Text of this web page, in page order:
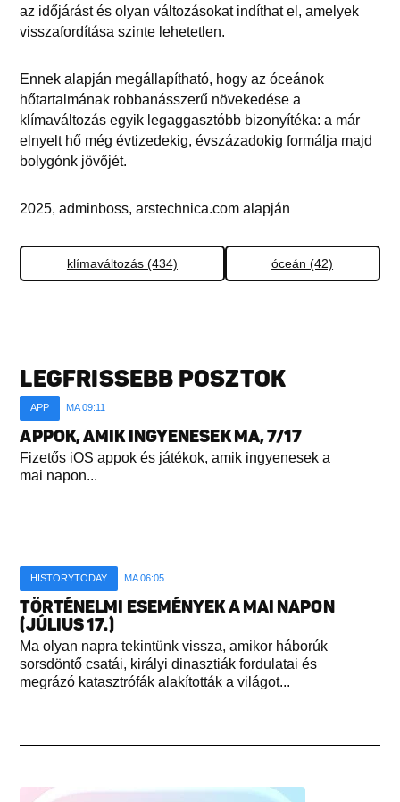
az időjárást és olyan változásokat indíthat el, amelyek
visszafordítása szinte lehetetlen.
Ennek alapján megállapítható, hogy az óceánok
hőtartalmának robbanásszerű növekedése a
klímaváltozás egyik legaggasztóbb bizonyítéka: a már
elnyelt hő még évtizedekig, évszázadokig formálja majd
bolygónk jövőjét.
2025, adminboss, arstechnica.com alapján
klímaváltozás (434) óceán (42)
LEGFRISSEBB POSZTOK
APP MA 09:11
APPOK, AMIK INGYENESEK MA, 7/17
Fizetős iOS appok és játékok, amik ingyenesek a
mai napon...
HISTORYTODAY MA 06:05
TÖRTÉNELMI ESEMÉNYEK A MAI NAPON
(JÚLIUS 17.)
Ma olyan napra tekintünk vissza, amikor háborúk
sorsdöntő csatái, királyi dinasztiák fordulatai és
megrázó katasztrófák alakították a világot...